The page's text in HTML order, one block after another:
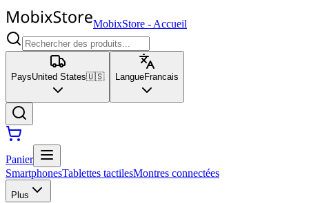
MobixStore - Accueil
PaysUnited States🇺🇸 LangueFrancais
Panier
SmartphonesTablettes tactilesMontres connectées
Plus